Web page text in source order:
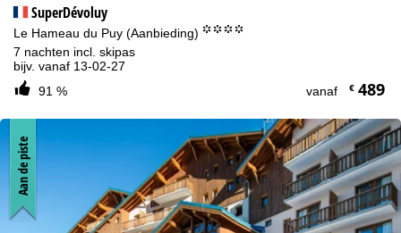
SuperDévoluy
Le Hameau du Puy (Aanbieding) °°°°
7 nachten incl. skipas
bijv. vanaf 13-02-27
91 %
vanaf €489
Aan de piste